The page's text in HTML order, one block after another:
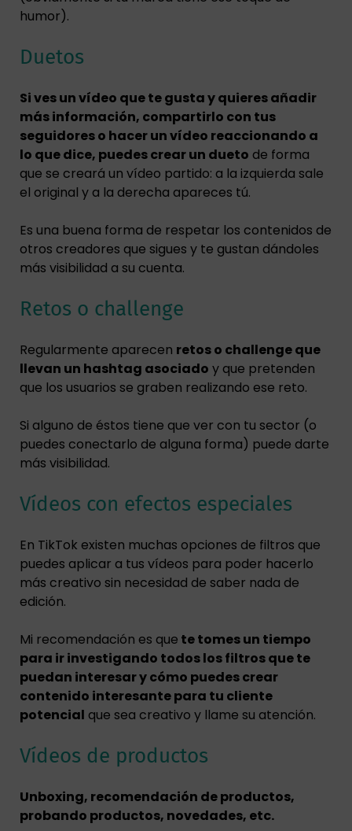
humor).
Duetos
Si ves un vídeo que te gusta y quieres añadir
más información, compartirlo con tus
seguidores o hacer un vídeo reaccionando a
lo que dice, puedes crear un dueto de forma
que se creará un vídeo partido: a la izquierda sale
el original y a la derecha apareces tú.
Es una buena forma de respetar los contenidos de
otros creadores que sigues y te gustan dándoles
más visibilidad a su cuenta.
Retos o challenge
Regularmente aparecen retos o challenge que
llevan un hashtag asociado y que pretenden
que los usuarios se graben realizando ese reto.
Si alguno de éstos tiene que ver con tu sector (o
puedes conectarlo de alguna forma) puede darte
más visibilidad.
Vídeos con efectos especiales
En TikTok existen muchas opciones de filtros que
puedes aplicar a tus vídeos para poder hacerlo
más creativo sin necesidad de saber nada de
edición.
Mi recomendación es que te tomes un tiempo
para ir investigando todos los filtros que te
puedan interesar y cómo puedes crear
contenido interesante para tu cliente
potencial que sea creativo y llame su atención.
Vídeos de productos
Unboxing, recomendación de productos,
probando productos, novedades, etc.